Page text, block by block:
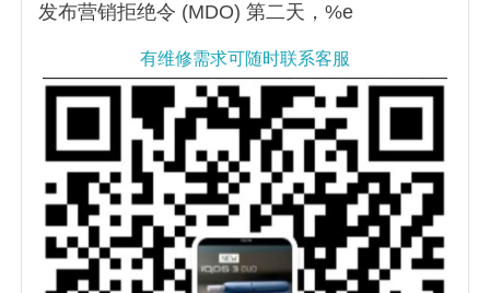
发布营销拒绝令 (MDO) 第二天，%e
有维修需求可随时联系客服